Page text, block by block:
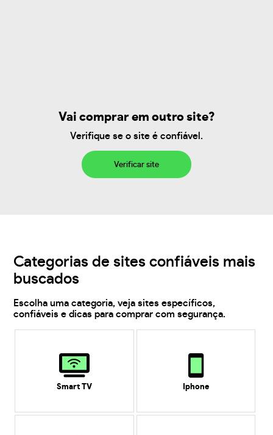
Vai comprar em outro site?
Verifique se o site é confiável.
Verificar site
Categorias de sites confiáveis mais
buscados
Escolha uma categoria, veja sites específicos,
confiáveis e dicas para comprar com segurança.
Smart TV Iphone